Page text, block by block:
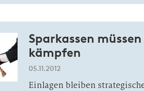
Sparkassen
kämpfen
05.11.2012
Einlagen bleiben